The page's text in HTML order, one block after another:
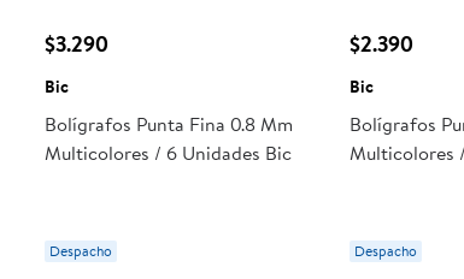
$3.290
Bic
Bolígrafos Punta Fina 0.8 Mm
Multicolores / 6 Unidades Bic
Despacho
$2.390
Bic
Bolígrafos
Multicolores
Despacho